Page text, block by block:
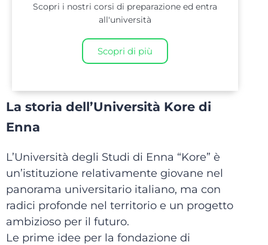
Scopri i nostri corsi di preparazione ed entra
all'università
Scopri di più
La storia dell’Università Kore di
Enna
L’Università degli Studi di Enna “Kore” è
un’istituzione relativamente giovane nel
panorama universitario italiano, ma con
radici profonde nel territorio e un progetto
ambizioso per il futuro.
Le prime idee per la fondazione di